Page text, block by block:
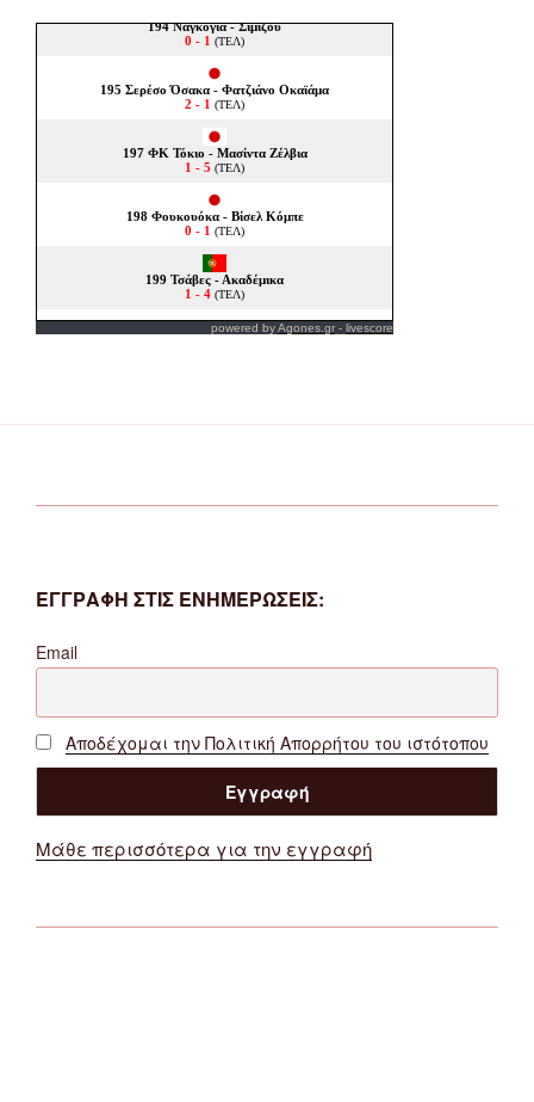
powered byAgones.gr - livescore
ΕΓΓΡΑΦΗ ΣΤΙΣ ΕΝΗΜΕΡΩΣΕΙΣ:
Email
Αποδέχομαι την Πολιτική Απορρήτου του ιστότοπου
Μάθε περισσότερα για την εγγραφή